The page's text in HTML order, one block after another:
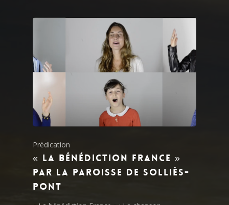
Prédication
« La Bénédiction France »
par la paroisse de Solliès-
Pont